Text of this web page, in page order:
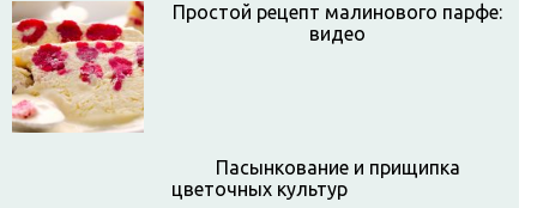
Простой рецепт малинового парфе:
видео
Пасынкование и прищипка
цветочных культур